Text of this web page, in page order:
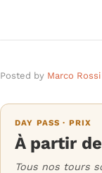
Posted by Marco Rossi
DAY PASS · PRIX
À partir
Tous nos tours